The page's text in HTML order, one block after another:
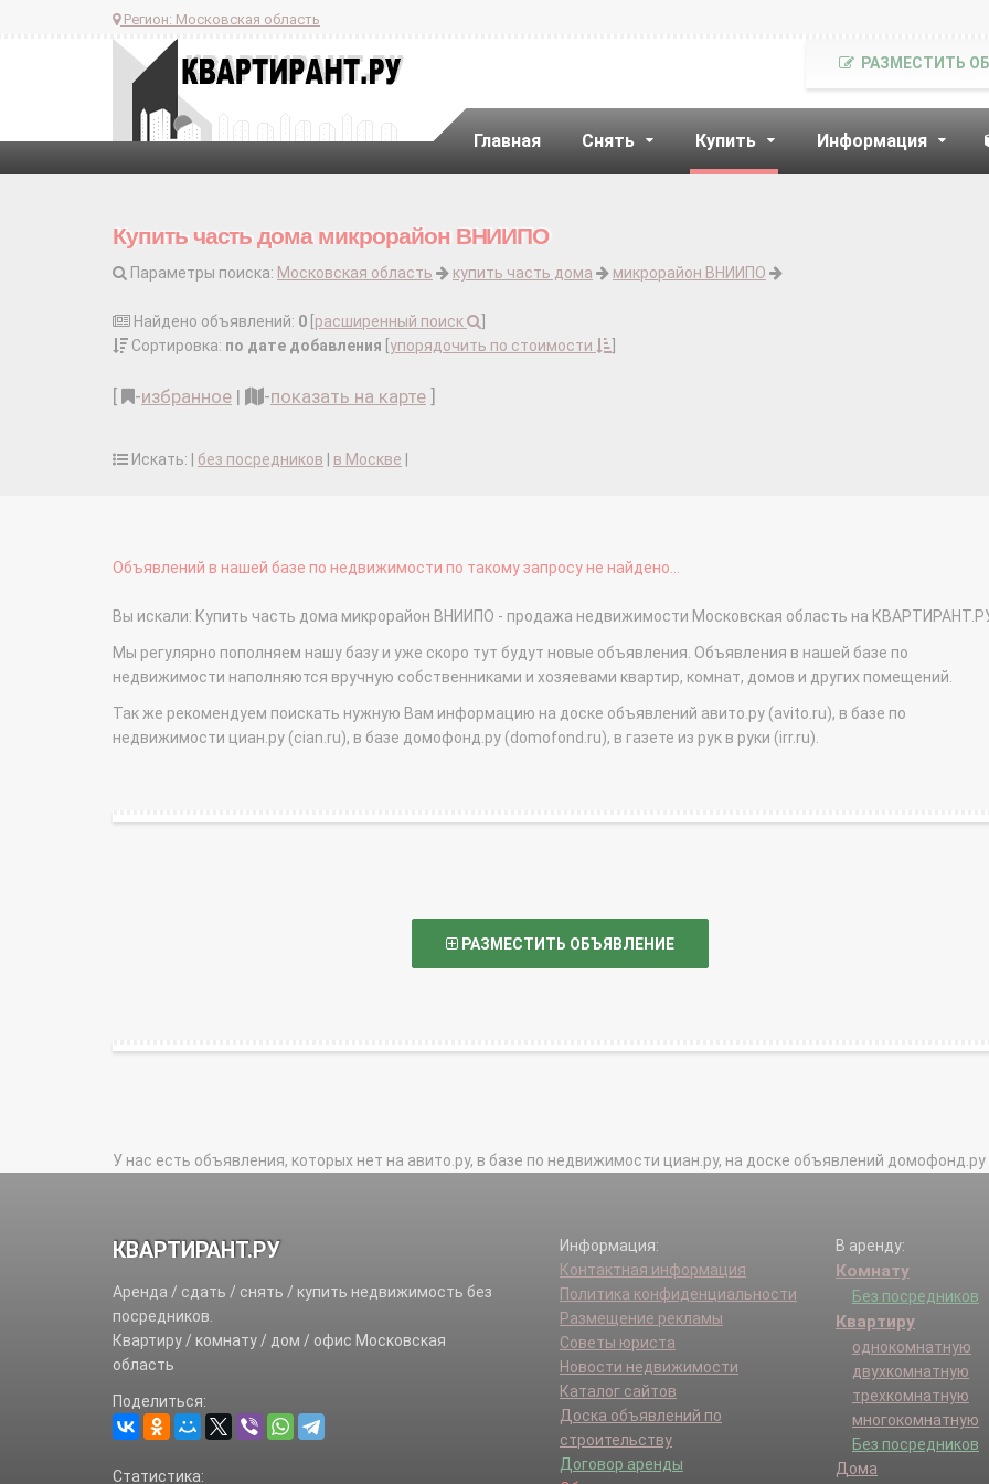
Регион: Московская область
Главная Снять Купить Информация
РАЗМЕСТИТЬ
Купить часть дома микрорайон ВНИИПО
Параметры поиска: Московская область купить часть дома микрорайон ВНИИПО
Найдено объявлений: 0 расширенный поиск
Сортировка: по дате добавления упорядочить по стоимости
-избранное | -показать на карте
Искать: | без посредников в Москве
Объявлений в нашей базе по недвижимости по такому запросу не найдено...
Вы искали: Купить часть дома микрорайон ВНИИПО - продажа недвижимости Московская область на
Мы регулярно пополняем нашу базу и уже скоро тут будут новые объявления. Объявления в нашей базе по
недвижимости наполняются вручную собственниками и хозяевами квартир, комнат, домов и других помещений.
Так же рекомендуем поискать нужную Вам информацию на доске объявлений авито.ру (avito.ru), в базе по
недвижимости циан.ру (cian.ru), в базе домофонд.ру (domofond.ru), в газете из рук в руки (irr.ru).
РАЗМЕСТИТЬ ОБЪЯВЛЕНИЕ
У нас есть объявления, которых нет на авито.ру, в базе по недвижимости циан.ру, на доске объявлений домофонд.ру
КВАРТИРАНТ.РУ
Аренда / сдать / снять / купить недвижимость без
посредников.
Квартиру / комнату / дом / офис Московская
область
Поделиться:
Статистика:
Информация:
Контактная информация
Политика конфиденциальности
Размещение рекламы
Советы юриста
Новости недвижимости
Каталог сайтов
Доска объявлений по
строительству
Договор аренды
В аренду:
Комнату
Без посредников
Квартиру
однокомнатную
двухкомнатную
трехкомнатную
многокомнатную
Без посредников
Дома